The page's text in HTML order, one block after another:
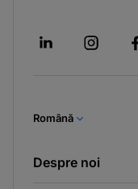
Română
Despre noi